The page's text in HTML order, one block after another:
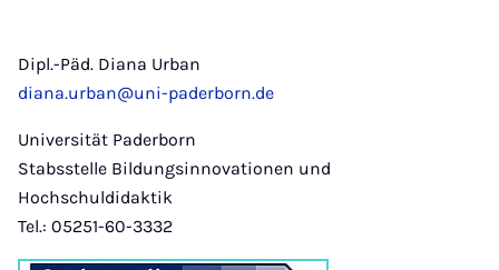
Dipl.-Päd. Diana Urban
diana.urban@uni-paderborn.de
Universität Paderborn
Stabsstelle Bildungsinnovationen und
Hochschuldidaktik
Tel.: 05251-60-3332